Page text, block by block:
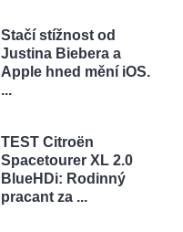
Stačí stížnost od
Justina Biebera a
Apple hned mění iOS.
...
TEST Citroën
Spacetourer XL 2.0
BlueHDi: Rodinný
pracant za ...